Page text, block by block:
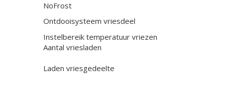
NoFrost
Ontdooisysteem vriesdeel
Instelbereik temperatuur vriezen
Aantal vriesladen
Laden vriesgedeelte